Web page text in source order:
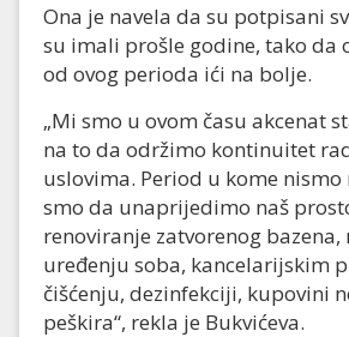
Ona je navela da su potpisani
su imali prošle godine, tako da
od ovog perioda ići na bolje.
„Mi smo u ovom času akcenat
na to da održimo kontinuitet
uslovima. Period u kome
smo da unaprijedimo naš
renoviranje zatvorenog
uređenju soba, kancelarijskim
čišćenju, dezinfekciji, kupovini
peškira“, rekla je Bukvićeva.